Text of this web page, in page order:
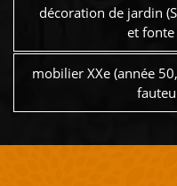
décoration de jardin
et
mobilier XXe (année